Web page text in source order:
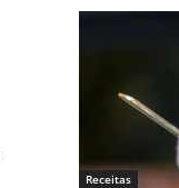
Receitas